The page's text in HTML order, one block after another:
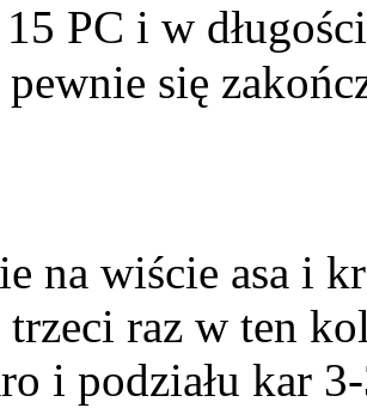
PC i w
się
na wiście asa i
trzeci raz w ten
i podziału kar